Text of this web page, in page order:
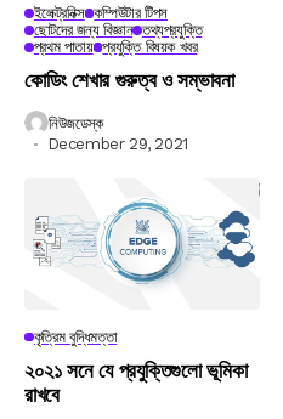
ইলেক্ট্রনিক্স কম্পিউটার টিপস
ছোটদের জন্য বিজ্ঞান তথ্যপ্রযুক্তি
প্রথম পাতায় প্রযুক্তি বিষয়ক খবর
কোডিং শেখার গুরুত্ব ও সম্ভাবনা
নিউজডেস্ক
December 29, 2021
কৃত্রিম বুদ্ধিমত্তা
২০২১ সনে যে প্রযুক্তিগুলো ভূমিকা
রাখবে